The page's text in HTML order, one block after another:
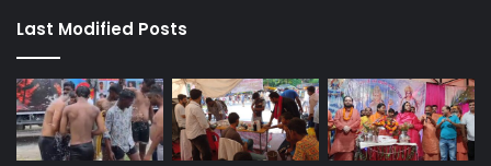
Last Modified Posts